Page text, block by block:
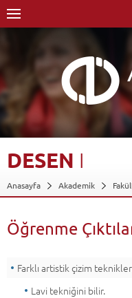
DESEN I
Anasayfa Akademik
Dersler - AKTS Kredileri
Öğrenme
Farklı artistik çizim
Lavi tekniğini bilir.